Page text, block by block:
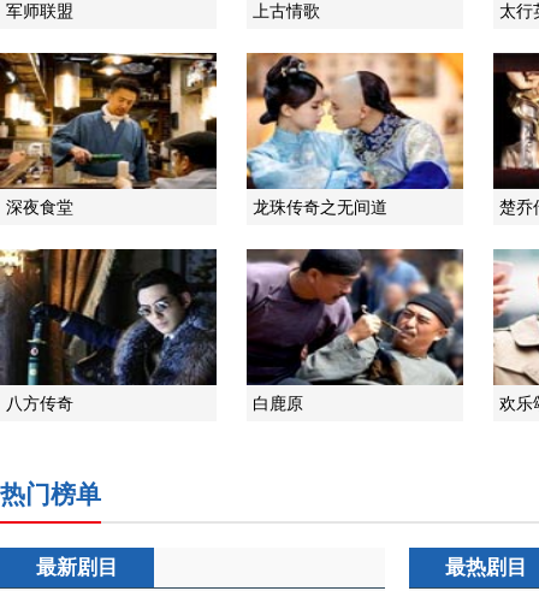
军师联盟 上古情歌 太行
深夜食堂 龙珠传奇之无间道 楚乔
八方传奇 白鹿原 欢乐
热门榜单
最新剧目 最热剧目